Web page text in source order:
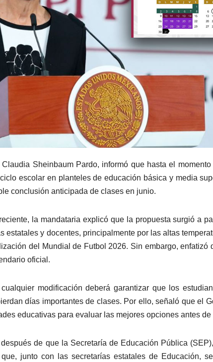
Sheinbaum Pardo, informó que hasta el
escolar en planteles de educación básica y media
conclusión anticipada de clases en junio.
la mandataria explicó que la propuesta surgió a
estatales y docentes, principalmente por las altas
del Mundial de Futbol 2026. Sin embargo, enfatizó
oficial.
modificación deberá garantizar que los
días importantes de clases. Por ello, señaló que el
educativas para evaluar las mejores opciones antes
de que la Secretaría de Educación Pública
junto con las secretarías estatales de Educación,